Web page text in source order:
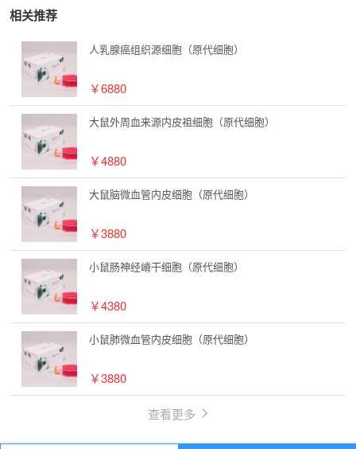
相关推荐
人乳腺癌组织源细胞（原代细胞）
￥6880
大鼠外周血来源内皮祖细胞（原代细胞）
￥4880
大鼠脑微血管内皮细胞（原代细胞）
￥3880
小鼠肠神经嵴干细胞（原代细胞）
￥4380
小鼠肺微血管内皮细胞（原代细胞）
￥3880
查看更多